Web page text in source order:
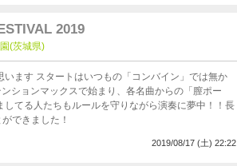
2019
(茨城県)
ションマックスで始まり、各名曲からの「膣ポー
できました！
2019/08/17 (土) 22:22